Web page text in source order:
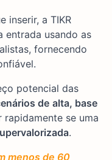
inserir, a TIKR
entrada usando as
fornecendo
potencial das
de alta, base
se uma
.
menos de 60